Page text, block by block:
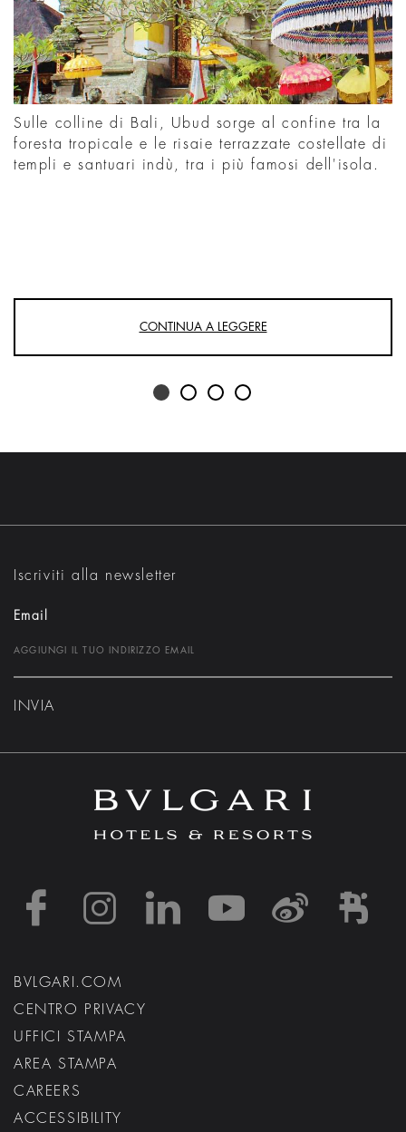
Sulle colline di Bali, Ubud sorge al confine tra la
foresta tropicale e le risaie terrazzate costellate di
templi e santuari indù, tra i più famosi dell'isola.
CONTINUA A LEGGERE
Iscriviti alla newsletter
Email
INVIA
https://https://https://
https://
BVLGARI.COM
CENTRO PRIVACY
UFFICI STAMPA
AREA STAMPA
CAREERS
ACCESSIBILITY